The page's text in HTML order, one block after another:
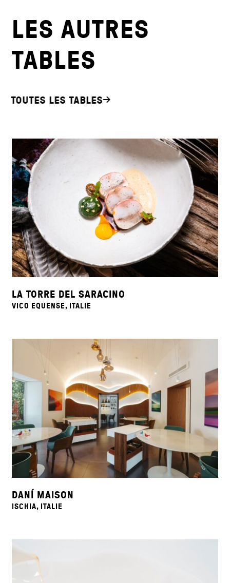
LES AUTRES
TABLES
TOUTES LES TABLES
LA TORRE DEL SARACINO
VICO EQUENSE, ITALIE
DANÍ MAISON
ISCHIA, ITALIE